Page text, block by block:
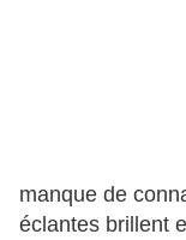
manque de
éclantes brillent